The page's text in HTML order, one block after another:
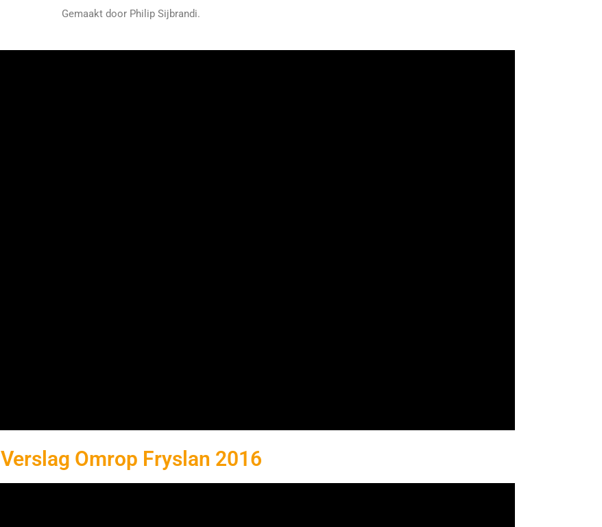
Gemaakt door Philip Sijbrandi.
Verslag Omrop Fryslan 2016